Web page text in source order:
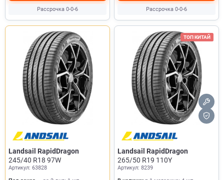
Рассрочка 0-0-6 Рассрочка 0-0-6
Landsail RapidDragon
245/40 R18 97W
Артикул: 63828
ТОП КИТАЙ
Landsail RapidDragon
265/50 R19 110Y
Артикул: 8239